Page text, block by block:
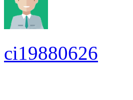
ci19880626